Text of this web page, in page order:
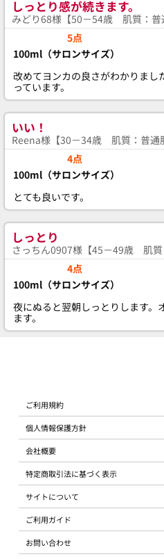
しっとり感が続きます。
みどり68様【50－54歳 肌質：普
5点
100ml（サロンサイズ）
改めてヨンカの良さがわかりまし
っています。
いい！
Reena様【30－34歳 肌質：普通
4点
100ml（サロンサイズ）
とても良いです。
しっとり
さっちん0907様【45－49歳 肌質
4点
100ml（サロンサイズ）
夜にぬると翌朝しっとりします。
ます。
ご利用規約
個人情報保護方針
会社概要
特定商取引法に基づく表示
サイトについて
ご利用ガイド
お問い合わせ